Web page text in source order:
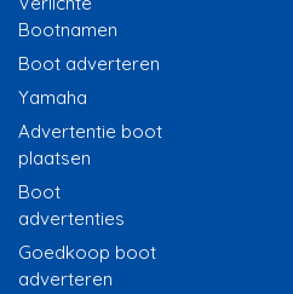
Bootnamen
Boot adverteren
Yamaha
Advertentie boot
plaatsen
Boot
advertenties
Goedkoop boot
adverteren